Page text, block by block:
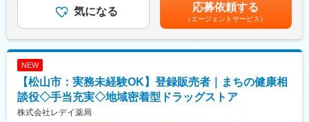
地域のお客様との距離が近く、日々の接客や相談対応を通じて、
信頼される存在として働けます。
■安定した経営基盤のもと、長期的なキャリア形成が可能：
ツルハグループの一員として安定した基盤があり、腰を据えてキ
■労働組合があるので、安心して長く働ける仕組みがある：
職場での困りごとや意見を、労働組合を通じて会社に届けること
ができ、声を上げやすい環境があります。
・商品陳列・売場づくり
・発注・在庫管理
・売上・数値管理の補助
・スタッフのサポート業務
☆経験や適性に応じて、将来的にはスタッフの育成、
だく可能性があります。
＼仕事のやりがい／
レデイ薬局は、地域に密着したドラッグストアとして、
気になる 応募依頼する
（エージェントサービス）
NEW
【松山市：実務未経験OK】登録販売者｜まちの健康相
談役◇手当充実◇地域密着型ドラッグストア
株式会社レデイ薬局